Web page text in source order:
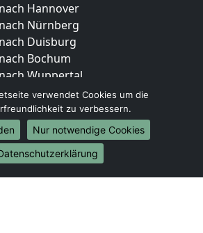
Hannover
Nürnberg
Duisburg
Bochum
Wuppertal
Bielefeld
Bonn
Münster
Umzüge
Brasilien
verwendet Cookies um die
zu verbessern.
Nur notwendige Cookies